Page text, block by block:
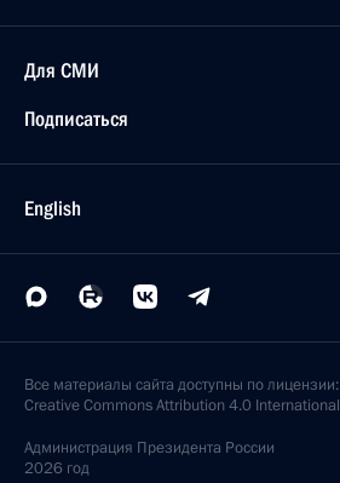
Для СМИ
Подписаться
English
Все материалы сайта доступны по лицензии:
Creative Commons Attribution 4.0 International
Администрация Президента России
2026 год